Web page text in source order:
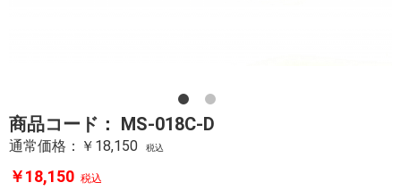
商品コード： MS-018C-D
通常価格：￥18,150 税込
￥18,150 税込